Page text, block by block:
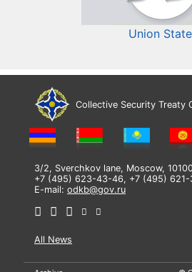
Union State
Collective Security Treaty
3/2, Sverchkov lane, Moscow,
+7 (495) 623-43-46, +7 (495) 621-
E-mail: odkb@gov.ru
All News